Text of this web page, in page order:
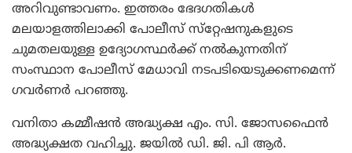
അറിവുണ്ടാവണം. ഇത്തരം ഭേദഗതികള്‍
മലയാളത്തിലാക്കി പോലീസ് സ്‌റ്റേഷനുകളുടെ
ചുമതലയുള്ള ഉദ്യോഗസ്ഥര്‍ക്ക് നല്‍കുന്നതിന്
സംസ്ഥാന പോലീസ് മേധാവി നടപടിയെടുക്കണമെന്ന്
ഗവര്‍ണര്‍ പറഞ്ഞു.
വനിതാ കമ്മീഷന്‍ അദ്ധ്യക്ഷ എം. സി. ജോസഫൈന്‍
അദ്ധ്യക്ഷത വഹിച്ചു. ജയില്‍ ഡി. ജി. പി ആര്‍.